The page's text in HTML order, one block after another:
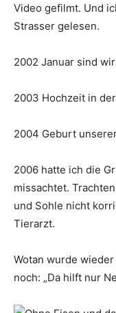
Video gefilmt. Und
Strasser gelesen.
2002 Januar sind
2003 Hochzeit in
2004 Geburt
2006 hatte ich die
missachtet.
und Sohle nicht
Tierarzt.
Wotan wurde
noch: „Da hilft nur